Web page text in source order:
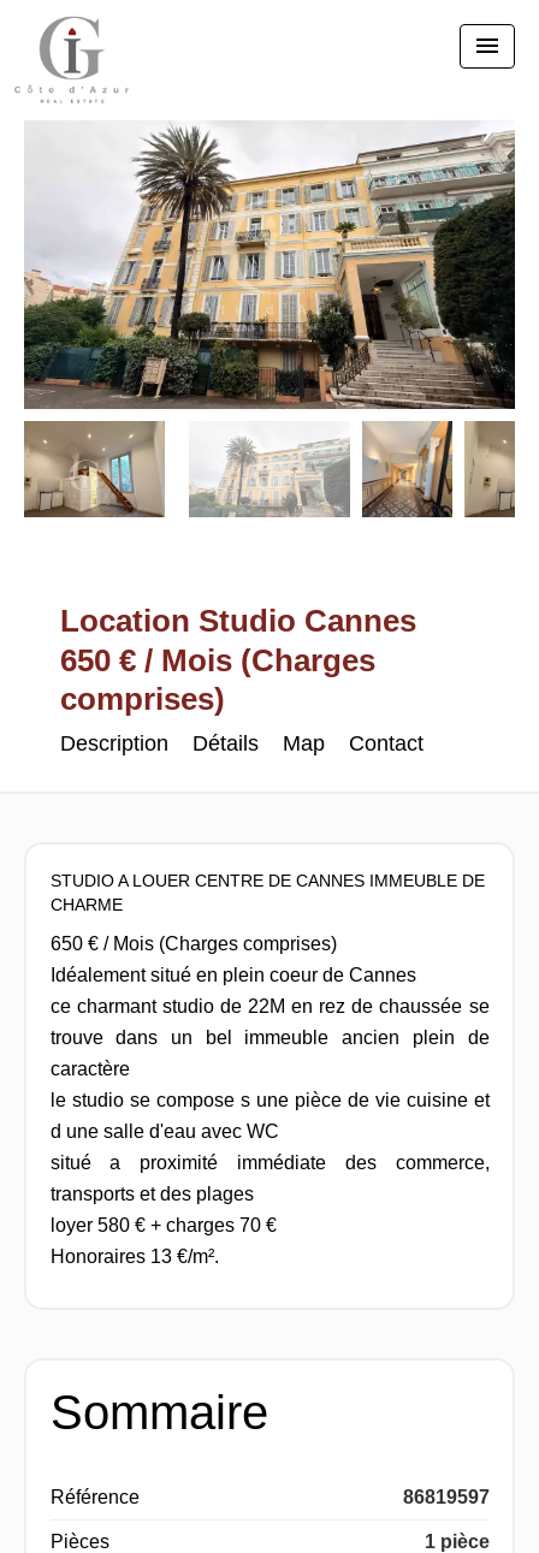
Location Studio Cannes
650 € / Mois (Charges
comprises)
Description Détails Map Contact
STUDIO A LOUER CENTRE DE CANNES IMMEUBLE DE
CHARME
650 € / Mois (Charges comprises)
Idéalement situé en plein coeur de Cannes
ce charmant studio de 22M en rez de chaussée se
trouve dans un bel immeuble ancien plein de
caractère
le studio se compose s une pièce de vie cuisine et
d une salle d'eau avec WC
situé a proximité immédiate des commerce,
transports et des plages
loyer 580 € + charges 70 €
Honoraires 13 €/m².
Sommaire
Référence 86819597
Pièces 1 pièce